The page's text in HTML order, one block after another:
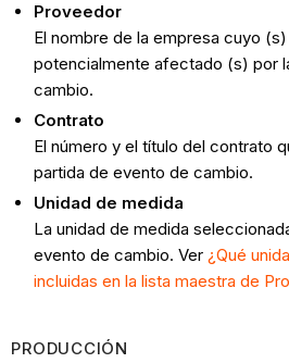
Proveedor
El nombre de la empresa cuyo
potencialmente afectado (s) por
cambio.
Contrato
El número y el título del contrato
partida de evento de cambio.
Unidad de medida
La unidad de medida
evento de cambio. Ver¿Qué
incluidas en la lista maestra de
PRODUCCIÓN